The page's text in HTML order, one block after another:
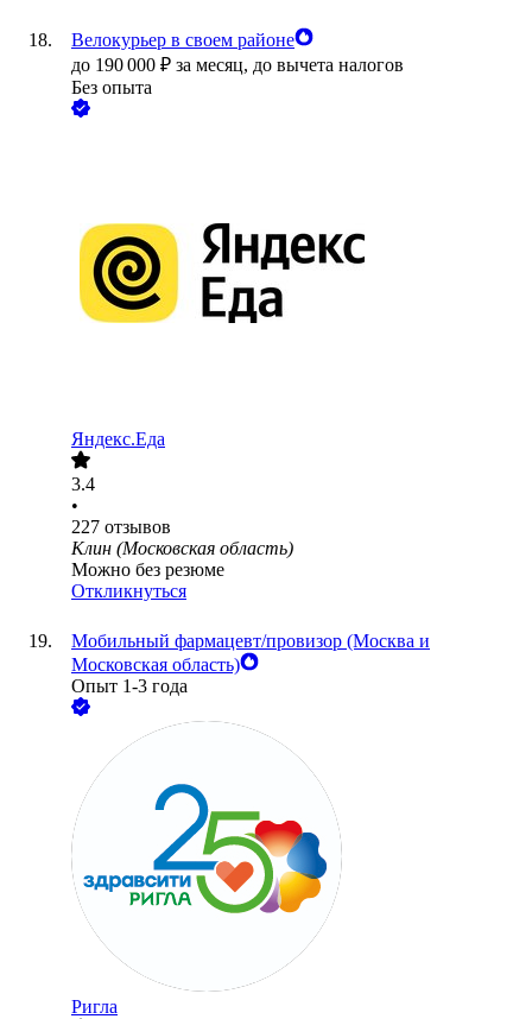
Велокурьер в своем районе
до 190 000 ₽ за месяц, до вычета налогов
Без опыта
Яндекс.Еда
3.4
•
227 отзывов
Клин (Московская область)
Можно без резюме
Откликнуться
Мобильный фармацевт/провизор (Москва и
Московская область)
Опыт 1-3 года
Ригла